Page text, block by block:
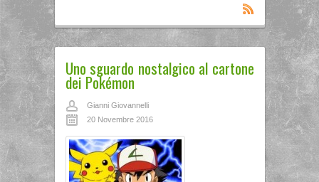
Uno sguardo nostalgico al cartone
dei Pokémon
Gianni Giovannelli
20 Novembre 2016